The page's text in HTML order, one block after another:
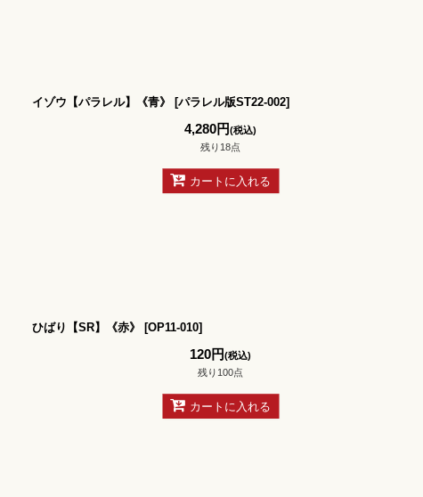
イゾウ【パラレル】《青》 [パラレル版ST22-002]
4,280円(税込)
残り18点
カートに入れる
ひばり【SR】《赤》 [OP11-010]
120円(税込)
残り100点
カートに入れる